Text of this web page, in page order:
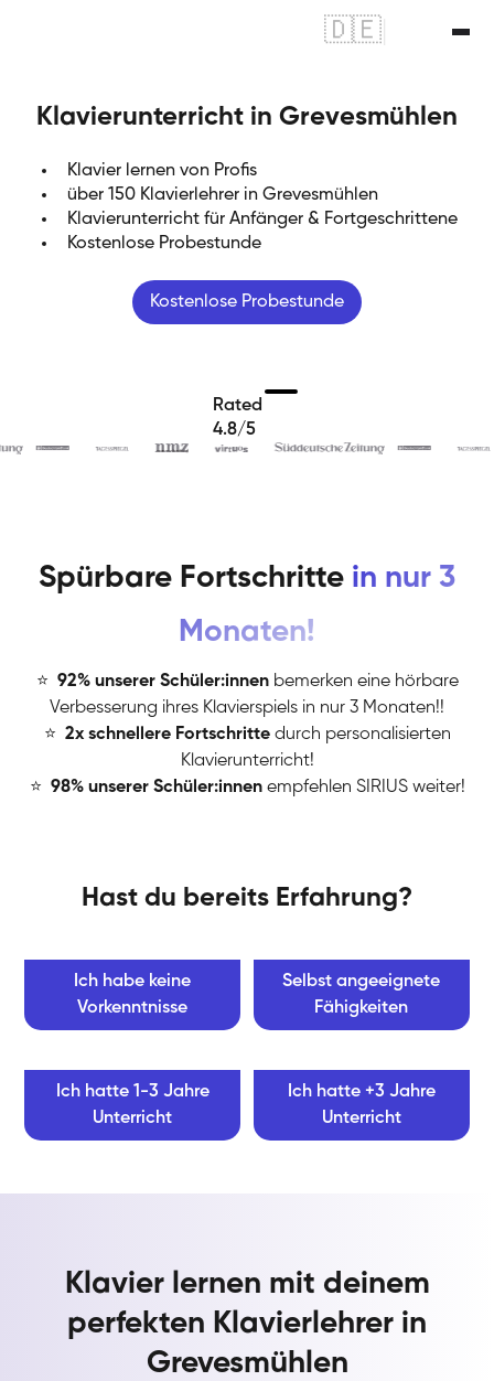
🇩🇪
Klavierunterricht in Grevesmühlen
Klavier lernen von Profis
über 150 Klavierlehrer in Grevesmühlen
Klavierunterricht für Anfänger & Fortgeschrittene
Kostenlose Probestunde
Kostenlose Probestunde
Rated
4.8/5
Spürbare Fortschritte in nur 3
Monaten!
⭐ 92% unserer Schüler:innen bemerken eine hörbare
Verbesserung ihres Klavierspiels in nur 3 Monaten!!
⭐ 2x schnellere Fortschritte durch personalisierten
Klavierunterricht!
⭐ 98% unserer Schüler:innen empfehlen SIRIUS weiter!
Hast du bereits Erfahrung?
Ich habe keine
Vorkenntnisse
Selbst angeeignete
Fähigkeiten
Ich hatte 1-3 Jahre
Unterricht
Ich hatte +3 Jahre
Unterricht
Klavier lernen mit deinem
perfekten Klavierlehrer in
Grevesmühlen